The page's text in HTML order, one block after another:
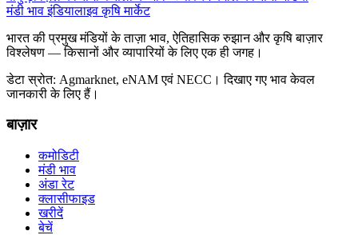
मंडी भाव इंडियालाइव कृषि मार्केट
भारत की प्रमुख मंडियों के ताज़ा भाव, ऐतिहासिक रुझान और कृषि बाज़ार
विश्लेषण — किसानों और व्यापारियों के लिए एक ही जगह।
डेटा स्रोत: Agmarknet, eNAM एवं NECC। दिखाए गए भाव केवल
जानकारी के लिए हैं।
बाज़ार
कमोडिटी
मंडी भाव
अंडा रेट
क्लासीफाइड
खरीदें
बेचें